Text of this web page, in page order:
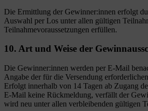
Die Ermittlung der Gewinner:innen erfolgt
Auswahl per Los unter allen gültigen
Teilnahmevoraussetzungen erfüllen.
10. Art und Weise der
Die Gewinner:innen werden per E-Mail
Angabe der für die Versendung
Erfolgt innerhalb von 14 Tagen ab Zugang
E-Mail keine Rückmeldung, verfällt der
wird neu unter allen verbleibenden gültigen